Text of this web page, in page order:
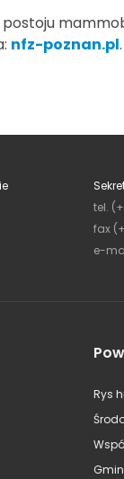
nfz-poznan.pl.
tel.
fax
e-
Rys